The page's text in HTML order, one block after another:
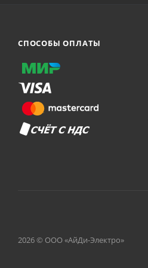
СПОСОБЫ ОПЛАТЫ
2026 © ООО «АйДи-Электро»